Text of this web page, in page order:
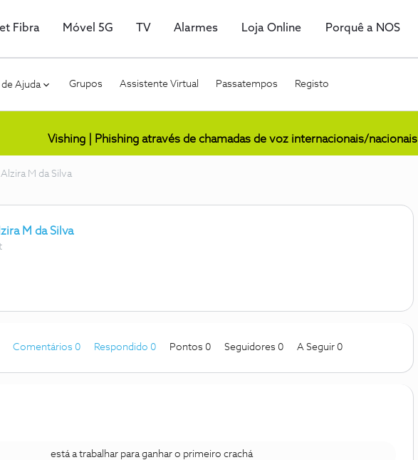
Fibra Móvel 5G TV Alarmes Loja Online Porquê a NOS
Ajuda Grupos Assistente Virtual Passatempos Registo
Vishing | Phishing através de chamadas de voz internacionais/nacionais
M da Silva
M da Silva
Comentários 0 Respondido 0 Pontos 0 Seguidores 0 A Seguir 0
está a trabalhar para ganhar o primeiro crachá